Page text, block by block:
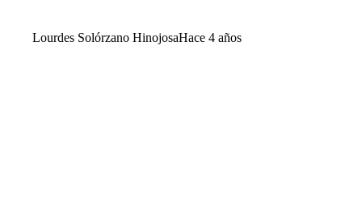
Lourdes Solórzano HinojosaHace 4 años